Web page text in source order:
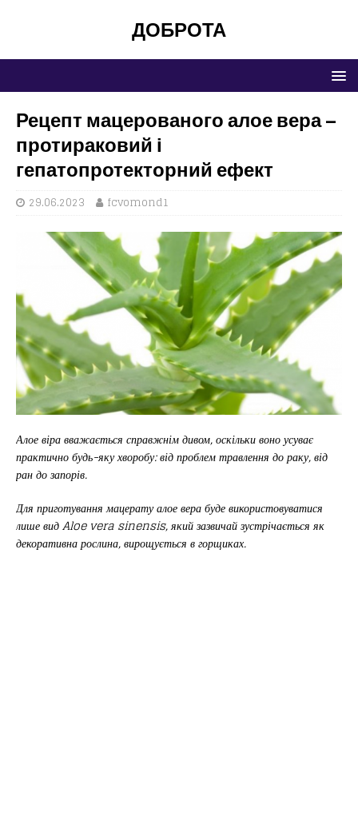
ДОБРОТА
Рецепт мацерованого алое вера –
протираковий і
гепатопротекторний ефект
29.06.2023 fcvomond1
Алое віра вважається справжнім дивом, оскільки воно усуває
практично будь-яку хворобу: від проблем травлення до раку, від
ран до запорів.
Для приготування мацерату алое вера буде використовуватися
лише вид Aloe vera sinensis, який зазвичай зустрічається як
декоративна рослина, вирощується в горщиках.